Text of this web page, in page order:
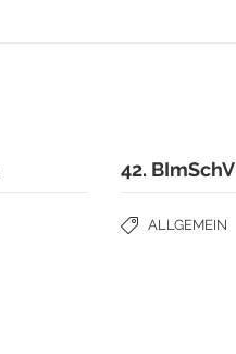
42. BImSchV
ALLGEMEIN